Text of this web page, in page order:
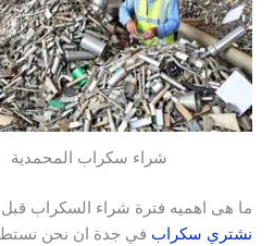
شراء سكراب المحمدية
ما هى اهميه فترة شراء السكراب قبل
نشتري سكراب في جدة ان نحن